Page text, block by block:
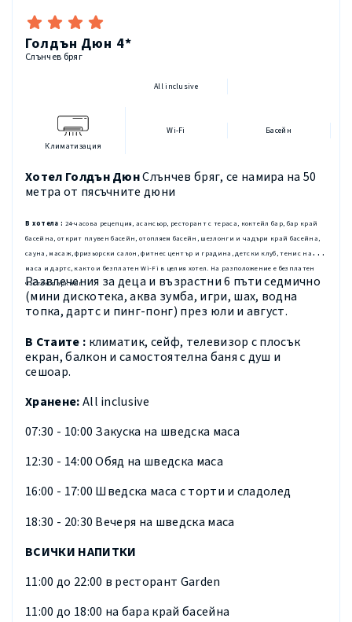
Голдън Дюн 4*
Слънчев бряг
All inclusive
Климатизация
Wi-Fi Басейн
Хотел Голдън ДюнСлънчев бряг, се намира на 50
метра от пясъчните дюни
В хотела : 24-часова рецепция, асансьор, ресторант с тераса, коктейл бар, бар край
басейна, открит плувен басейн, отопляем басейн, шезлонги и чадъри край басейна,
сауна, масаж, фризьорски салон, фитнес център и градина, детски клуб, тенис на
маса и дартс, както и безплатен Wi-Fi в целия хотел. На разположение е безплатен
частен паркинг.
Развлечения за деца и възрастни 6 пъти седмично
(мини дискотека, аква зумба, игри, шах, водна
топка, дартс и пинг-понг) през юли и август.
В Стаите : климатик, сейф, телевизор с плосък
екран, балкон и самостоятелна баня с душ и
сешоар.
Хранене:All inclusive
07:30 - 10:00 Закуска на шведска маса
12:30 - 14:00 Обяд на шведска маса
16:00 - 17:00 Шведска маса с торти и сладолед
18:30 - 20:30 Вечеря на шведска маса
ВСИЧКИ НАПИТКИ
11:00 до 22:00 в ресторант Garden
11:00 до 18:00 на бара край басейна